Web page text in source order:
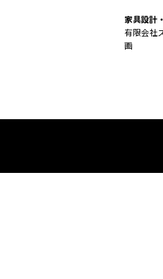
家具設計
有限会社
画